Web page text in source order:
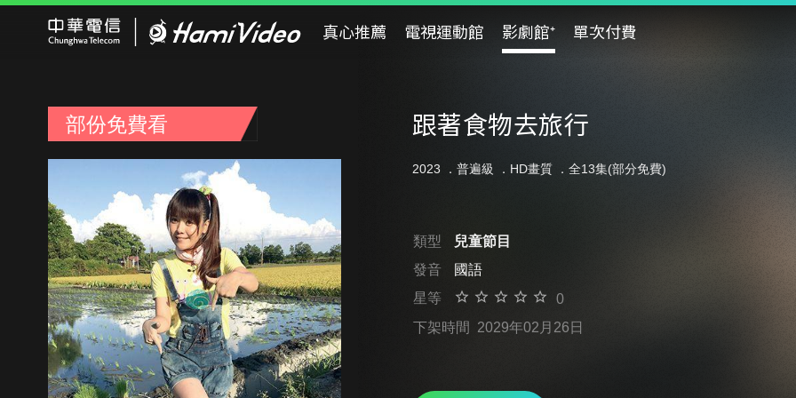
真心推薦 電視運動館 影劇館⁺ 單次付費
部份免費看 跟著食物去旅行
2023 ． 普遍級 ．HD畫質 ．全13集(部分免費)
類型
兒童節目
發音
國語
星等
0
下架時間 2029年02月26日